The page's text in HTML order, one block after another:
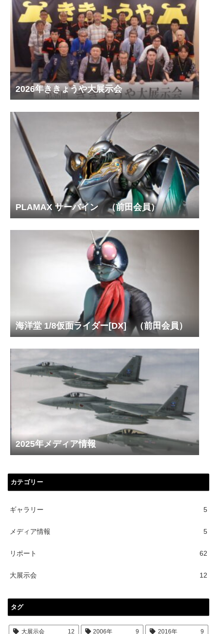
2026年ききょうや大展示会
PLAMAX サーバイン （前田会員）
海洋堂 1/8仮面ライダー[DX] （前田会員）
2025年メディア情報
カテゴリー
ギャラリー 5
メディア情報 5
リポート 62
大展示会 12
タグ
大展示会 12 2006年 9 2016年 9